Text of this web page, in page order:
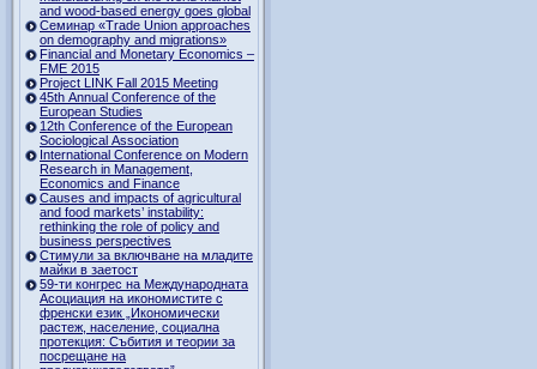
and wood-based energy goes global
Семинар «Trade Union approaches
on demography and migrations»
Financial and Monetary Economics –
FME 2015
Project LINK Fall 2015 Meeting
45th Annual Conference of the
European Studies
12th Conference of the European
Sociological Association
International Conference on Modern
Research in Management,
Economics and Finance
Causes and impacts of agricultural
and food markets’ instability:
rethinking the role of policy and
business perspectives
Стимули за включване на младите
майки в заетост
59-ти конгрес на Международната
Асоциация на икономистите с
френски език „Икономически
растеж, население, социална
протекция: Събития и теории за
посрещане на